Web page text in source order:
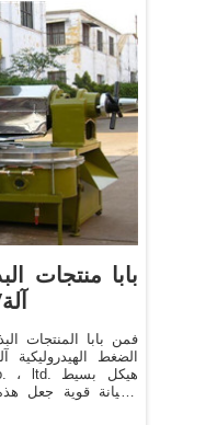
بابا منتجات
فمن بابا المنتجات
الضغط
وصيانة قوية جعل هذه